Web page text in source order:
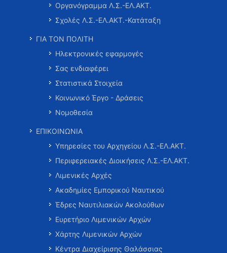
Οργανόγραμμα Λ.Σ.-ΕΛ.ΑΚΤ.
Σχολές Λ.Σ.-ΕΛ.ΑΚΤ.-Κατάταξη
ΓΙΑ ΤΟΝ ΠΟΛΙΤΗ
Ηλεκτρονικές εφαρμογές
Σας ενδιαφέρει
Στατιστικά Στοιχεία
Κοινωνικό Έργο - Δράσεις
Νομοθεσία
ΕΠΙΚΟΙΝΩΝΙΑ
Υπηρεσίες του Αρχηγείου Λ.Σ.-ΕΛ.ΑΚΤ.
Περιφερειακές Διοικήσεις Λ.Σ.-ΕΛ.ΑΚΤ.
Λιμενικές Αρχές
Ακαδημίες Εμπορικού Ναυτικού
Έδρες Ναυτιλιακών Ακολούθων
Ευρετήριο Λιμενικών Αρχών
Χάρτης Λιμενικών Αρχών
Κέντρα Διαχείρισης Θαλάσσιας